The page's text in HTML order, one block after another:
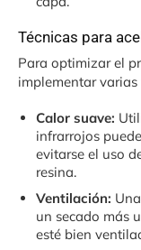
Técnicas para
Para optimizar el
implementar varias
Calor suave:
infrarrojos
evitarse el uso
resina.
Ventilación:
un secado más
esté bien